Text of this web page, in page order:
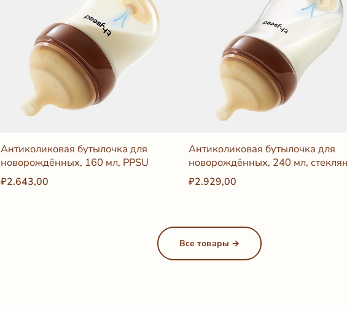
Антиколиковая бутылочка для
новорождённых, 160 мл, PPSU
₽2.643,00
Антиколиковая бутылочка для
новорождённых, 240 мл,
₽2.929,00
Все товары →